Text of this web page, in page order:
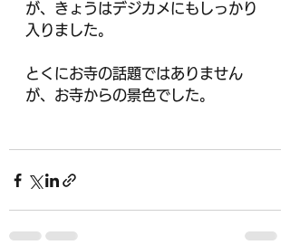
が、きょうはデジカメにもしっかり
入りました。
とくにお寺の話題ではありません
が、お寺からの景色でした。